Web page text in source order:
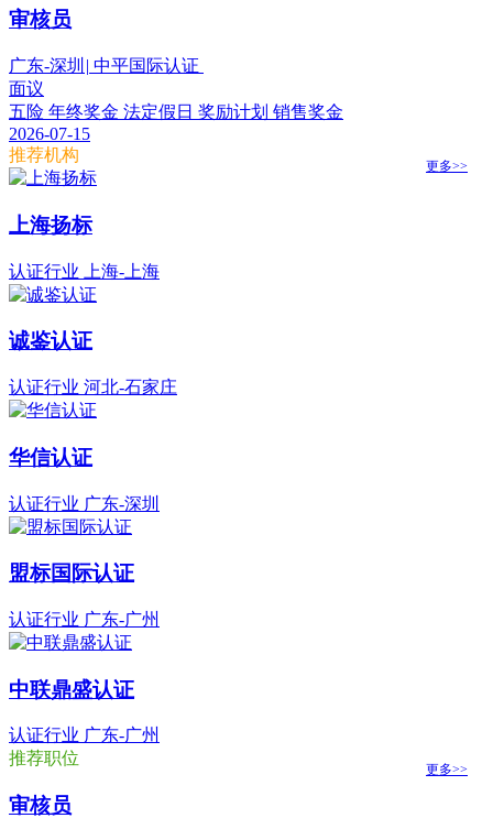
审核员
广东-深圳 | 中平国际认证
面议
五险 年终奖金 法定假日 奖励计划 销售奖金
2026-07-15
推荐机构
更多>>
上海扬标
认证行业 上海-上海
诚鉴认证
认证行业 河北-石家庄
华信认证
认证行业 广东-深圳
盟标国际认证
认证行业 广东-广州
中联鼎盛认证
认证行业 广东-广州
推荐职位
更多>>
审核员